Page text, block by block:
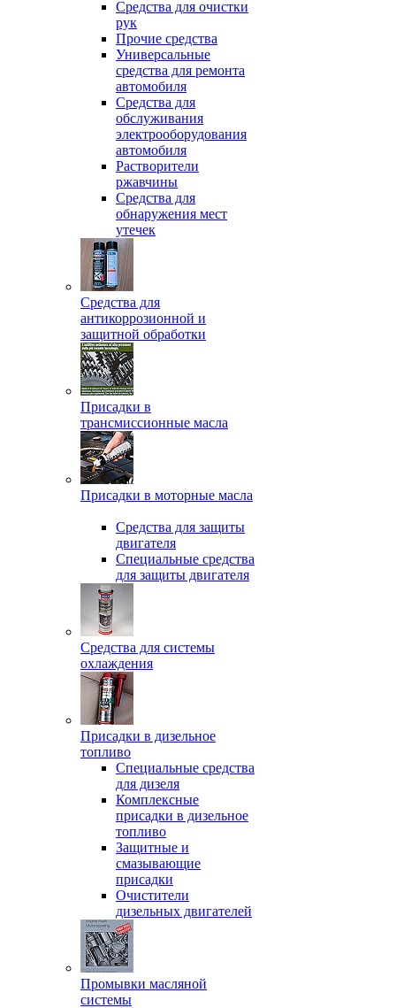
Средства для очистки
рук
Прочие средства
Универсальные
средства для ремонта
автомобиля
Средства для
обслуживания
электрооборудования
автомобиля
Растворители
ржавчины
Средства для
обнаружения мест
утечек
Средства для
антикоррозионной и
защитной обработки
Присадки в
трансмиссионные масла
Присадки в моторные масла
Средства для защиты
двигателя
Специальныe средства
для защиты двигателя
Средства для системы
охлаждения
Присадки в дизельное
топливо
Спeциальные средства
для дизеля
Комплексные
присадки в дизельное
топливо
Защитные и
смазывающие
присадки
Очистители
дизельных двигателей
Промывки масляной
системы